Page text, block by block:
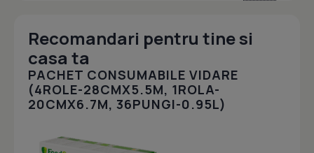
Recomandari pentru tine si
casa ta
PACHET CONSUMABILE VIDARE
(4ROLE-28CMX5.5M, 1ROLA-
20CMX6.7M, 36PUNGI-0.95L)